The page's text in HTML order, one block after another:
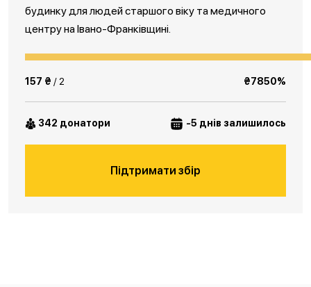
будинку для людей старшого віку та медичного
центру на Івано-Франківщині.
157 ₴ / 2 ₴7850%
342 донатори -5 днів залишилось
Підтримати збір